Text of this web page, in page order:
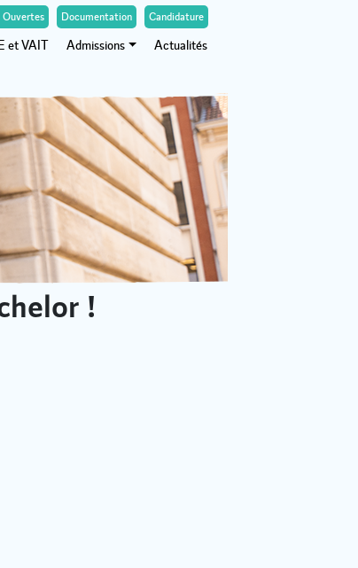
Ouvertes Documentation Candidature
et VAIT Admissions Actualités
!